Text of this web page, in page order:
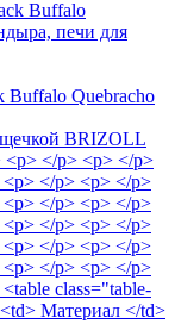
Buffalo Quebracho